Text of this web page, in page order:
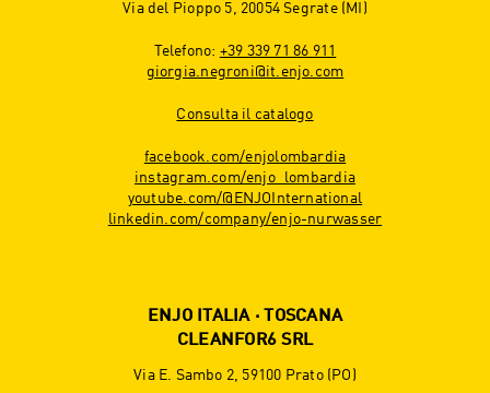
Via del Pioppo 5, 20054 Segrate (MI)
Telefono: +39 339 71 86 911
giorgia.negroni@it.enjo.com
Consulta il catalogo
facebook.com/enjolombardia
instagram.com/enjo_lombardia
youtube.com/@ENJOInternational
linkedin.com/company/enjo-nurwasser
ENJO ITALIA · TOSCANA
CLEANFOR6 SRL
Via E. Sambo 2, 59100 Prato (PO)